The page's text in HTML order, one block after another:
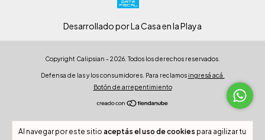
Al navegar por este sitio aceptás el uso de cookies para agilizar tu
Desarrollado por La Casa en la Playa
Copyright Calipsian - 2026. Todos los derechos reservados.
Defensa de las y los consumidores. Para reclamos ingresá acá.
Botón de arrepentimiento